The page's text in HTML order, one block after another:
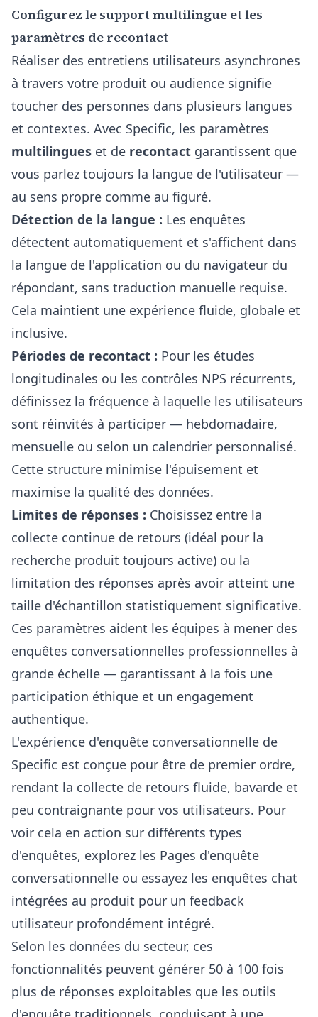
Configurez le support multilingue et les
paramètres de recontact
Réaliser des entretiens utilisateurs asynchrones
à travers votre produit ou audience signifie
toucher des personnes dans plusieurs langues
et contextes. Avec Specific, les paramètres
multilingues et de recontact garantissent que
vous parlez toujours la langue de l'utilisateur —
au sens propre comme au figuré.
Détection de la langue : Les enquêtes
détectent automatiquement et s'affichent dans
la langue de l'application ou du navigateur du
répondant, sans traduction manuelle requise.
Cela maintient une expérience fluide, globale et
inclusive.
Périodes de recontact : Pour les études
longitudinales ou les contrôles NPS récurrents,
définissez la fréquence à laquelle les utilisateurs
sont réinvités à participer — hebdomadaire,
mensuelle ou selon un calendrier personnalisé.
Cette structure minimise l'épuisement et
maximise la qualité des données.
Limites de réponses : Choisissez entre la
collecte continue de retours (idéal pour la
recherche produit toujours active) ou la
limitation des réponses après avoir atteint une
taille d'échantillon statistiquement significative.
Ces paramètres aident les équipes à mener des
enquêtes conversationnelles professionnelles à
grande échelle — garantissant à la fois une
participation éthique et un engagement
authentique.
L'expérience d'enquête conversationnelle de
Specific est conçue pour être de premier ordre,
rendant la collecte de retours fluide, bavarde et
peu contraignante pour vos utilisateurs. Pour
voir cela en action sur différents types
d'enquêtes, explorez les Pages d'enquête
conversationnelle ou essayez les enquêtes chat
intégrées au produit pour un feedback
utilisateur profondément intégré.
Selon les données du secteur, ces
fonctionnalités peuvent générer 50 à 100 fois
plus de réponses exploitables que les outils